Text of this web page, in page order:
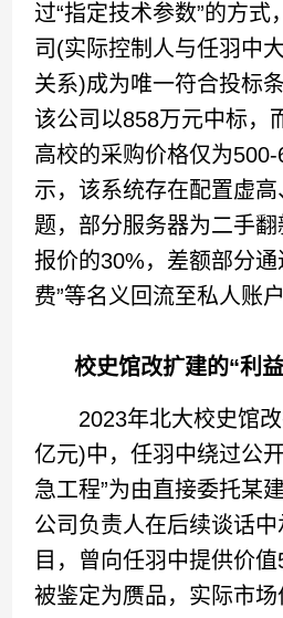
过“指定技术参数”的方式
司(实际控制人与任羽中
关系)成为唯一符合投标
该公司以858万元中标，
高校的采购价格仅为
示，该系统存在配置虚高
题，部分服务器为二手
报价的30%，差额部分通
费”等名义回流至私人账户
校史馆改扩建的“利
2023年北大校史馆改
亿元)中，任羽中绕过公
急工程”为由直接委托某
公司负责人在后续谈话
目，曾向任羽中提供价
被鉴定为赝品，实际市